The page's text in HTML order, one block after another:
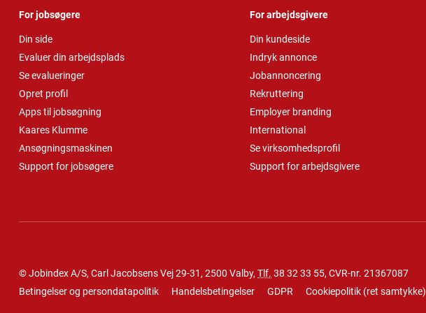
For jobsøgere
Din side
Evaluer din arbejdsplads
Se evalueringer
Opret profil
Apps til jobsøgning
Kaares Klumme
Ansøgningsmaskinen
Support for jobsøgere
For arbejdsgivere
Din kundeside
Indryk annonce
Jobannoncering
Rekruttering
Employer branding
International
Se virksomhedsprofil
Support for arbejdsgivere
© Jobindex A/S, Carl Jacobsens Vej 29-31, 2500 Valby, Tlf. 38 32 33 55, CVR-nr. 21367087
Betingelser og persondatapolitik
Handelsbetingelser GDPR Cookiepolitik (ret samtykke)